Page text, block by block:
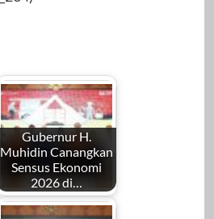
Gubernur H.
Muhidin Canangkan
Sensus Ekonomi
2026 di…